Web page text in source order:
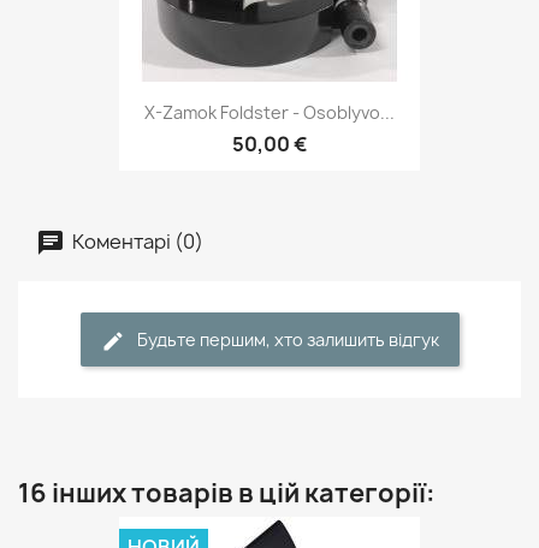
X-Zamok Foldster - Osoblyvo...
50,00 €
Коментарі (0)
Будьте першим, хто залишить відгук
16 інших товарів в цій категорії: